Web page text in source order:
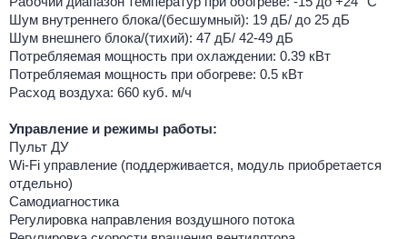
Шум внутреннего блока/(бесшумный): 19 дБ/ до 25 дБ
Шум внешнего блока/(тихий): 47 дБ/ 42-49 дБ
Потребляемая мощность при охлаждении: 0.39 кВт
Потребляемая мощность при обогреве: 0.5 кВт
Расход воздуха: 660 куб. м/ч
Управление и режимы работы:
Пульт ДУ
Wi-Fi управление (поддерживается, модуль приобретается
отдельно)
Самодиагностика
Регулировка направления воздушного потока